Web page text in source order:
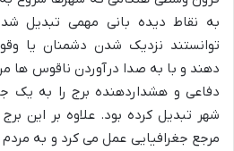
به نقاط دیده بانی مهمی تبدیل
توانستند نزدیک شدن دشمنان یا
دهند و با به صدا درآوردن ناقوس ها
دفاعی و هشداردهنده برج را به یک
شهر تبدیل کرده بود. علاوه بر این
مرجع جغرافیایی عمل می کرد و به